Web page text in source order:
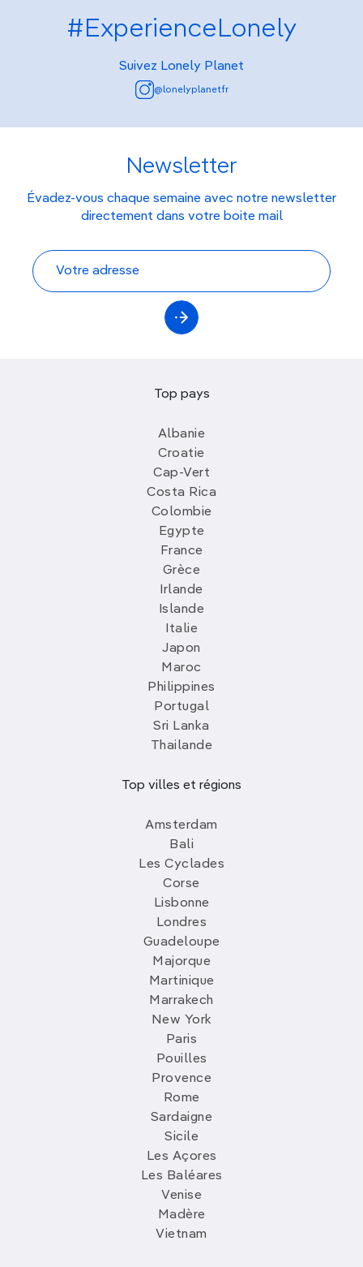
#ExperienceLonely
Suivez Lonely Planet
@lonelyplanetfr
Newsletter
Évadez-vous chaque semaine avec notre newsletter
directement dans votre boite mail
Top pays
Albanie
Croatie
Cap-Vert
Costa Rica
Colombie
Egypte
France
Grèce
Irlande
Islande
Italie
Japon
Maroc
Philippines
Portugal
Sri Lanka
Thailande
Top villes et régions
Amsterdam
Bali
Les Cyclades
Corse
Lisbonne
Londres
Guadeloupe
Majorque
Martinique
Marrakech
New York
Paris
Pouilles
Provence
Rome
Sardaigne
Sicile
Les Açores
Les Baléares
Venise
Madère
Vietnam